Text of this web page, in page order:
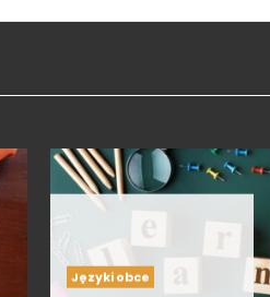
Języki obce